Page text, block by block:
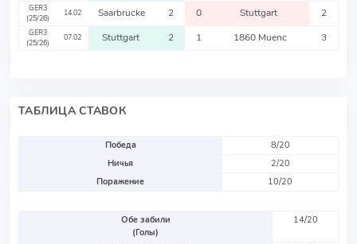
GER3
(25/26)
14.02 Saarbrucke 2 0 Stuttgart 2
GER3
(25/26)
07.02 Stuttgart 2 1 1860 Muenc 3
ТАБЛИЦА СТАВОК
Победа
8/20
Ничья
2/20
Поражение
10/20
Обе забили
(Голы)
14/20